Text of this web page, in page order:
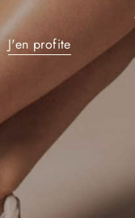
J'en profite